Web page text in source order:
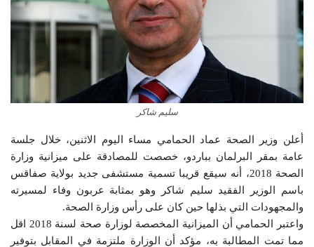
سليم شاكر
أعلن وزير الصحة عماد الحمامي مساء اليوم الاثنين، خلال جلسة
عامة بمقر البرلمان بباردو، خصصت للمصادقة على ميزانية وزارة
الصحة 2018، أنه سيقع قريبا تسمية مستشفى جديد بولاية صفاقس
باسم الوزير الفقيد سليم شاكر وهو بمثابة عربون وفاء لمسيرته
والمجهودات التي بذلها حين كان على رأس وزارة الصحة.
واعتبر الحمامي أن الميزانية المخصصة لوزارة صحة لسنة 2018 اقل
مما تمت المطالبة به، مؤكد أن الوزارة ملتزمة في المقابل بتوفير